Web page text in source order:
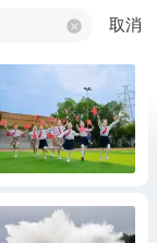
取消